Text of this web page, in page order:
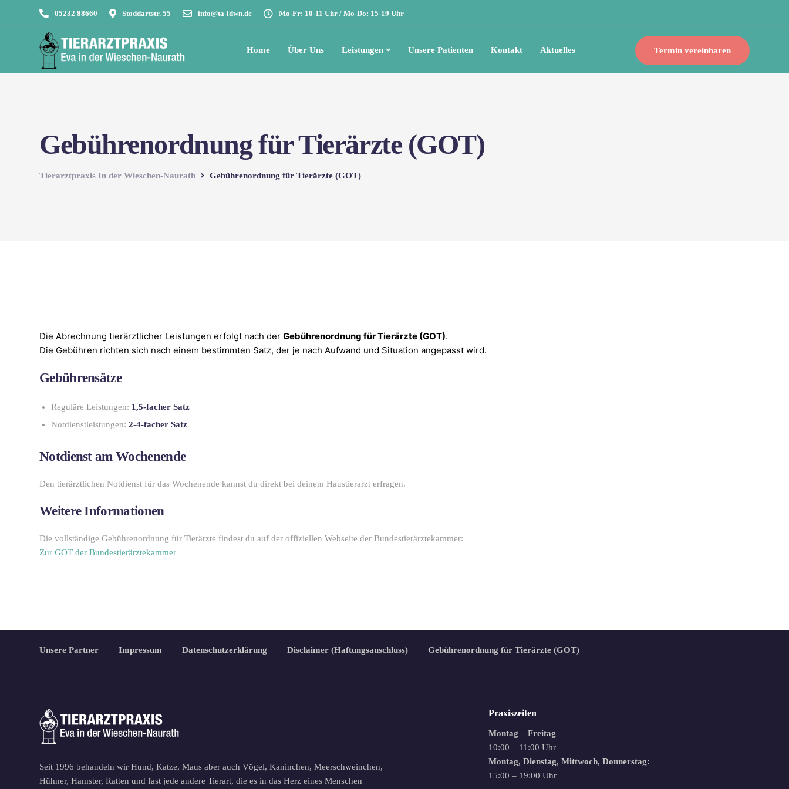
05232 88660 Stoddartstr. 55 info@ta-idwn.de Mo-Fr: 10-11 Uhr / Mo-Do: 15-19 Uhr
Home Über Uns Leistungen Unsere Patienten Kontakt Aktuelles Termin vereinbaren
Gebührenordnung für Tierärzte (GOT)
Tierarztpraxis In der Wieschen-Naurath Gebührenordnung für Tierärzte (GOT)
Die Abrechnung tierärztlicher Leistungen erfolgt nach der Gebührenordnung für Tierärzte (GOT).
Die Gebühren richten sich nach einem bestimmten Satz, der je nach Aufwand und Situation angepasst wird.
Gebührensätze
Reguläre Leistungen: 1,5-facher Satz
Notdienstleistungen: 2-4-facher Satz
Notdienst am Wochenende
Den tierärztlichen Notdienst für das Wochenende kannst du direkt bei deinem Haustierarzt erfragen.
Weitere Informationen
Die vollständige Gebührenordnung für Tierärzte findest du auf der offiziellen Webseite der Bundestierärztekammer:
Zur GOT der Bundestierärztekammer
Unsere Partner Impressum Datenschutzerklärung Disclaimer (Haftungsauschluss) Gebührenordnung für Tierärzte (GOT)
Seit 1996 behandeln wir Hund, Katze, Maus aber auch Vögel, Kaninchen, Meerschweinchen,
Hühner, Hamster, Ratten und fast jede andere Tierart, die es in das Herz eines Menschen
Praxiszeiten
Montag – Freitag
10:00 – 11:00 Uhr
Montag, Dienstag, Mittwoch, Donnerstag:
15:00 – 19:00 Uhr